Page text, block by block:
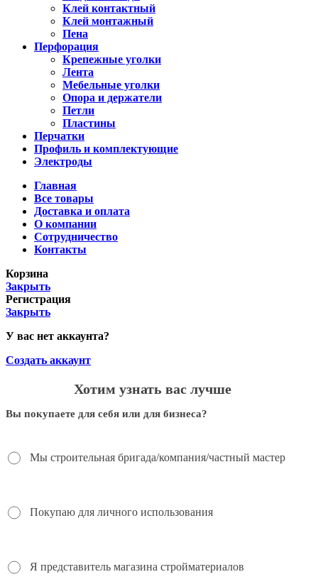
Клей контактный
Клей монтажный
Пена
Перфорация
Крепежные уголки
Лента
Мебельные уголки
Опора и держатели
Петли
Пластины
Перчатки
Профиль и комплектующие
Электроды
Главная
Все товары
Доставка и оплата
О компании
Сотрудничество
Контакты
Корзина
Закрыть
Регистрация
Закрыть
У вас нет аккаунта?
Создать аккаунт
Хотим узнать вас лучше
Вы покупаете для себя или для бизнеса?
Мы строительная бригада/компания/частный мастер
Покупаю для личного использования
Я представитель магазина стройматериалов